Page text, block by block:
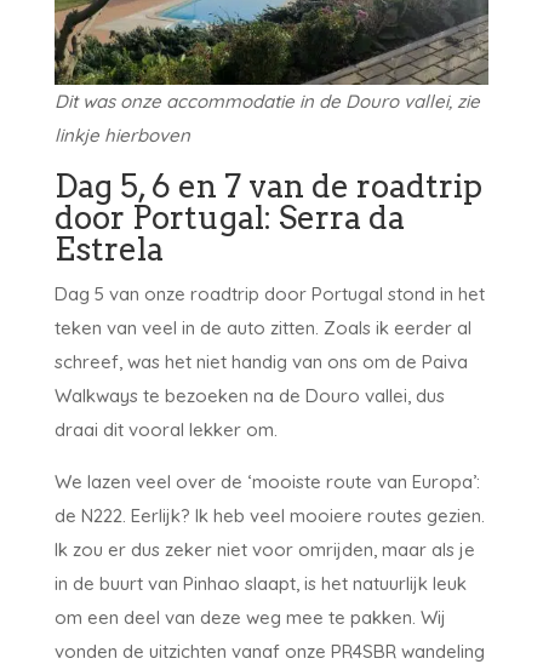
Dit was onze accommodatie in de Douro vallei, zie
linkje hierboven
Dag 5, 6 en 7 van de roadtrip
door Portugal: Serra da
Estrela
Dag 5 van onze roadtrip door Portugal stond in het
teken van veel in de auto zitten. Zoals ik eerder al
schreef, was het niet handig van ons om de Paiva
Walkways te bezoeken na de Douro vallei, dus
draai dit vooral lekker om.
We lazen veel over de ‘mooiste route van Europa’:
de N222. Eerlijk? Ik heb veel mooiere routes gezien.
Ik zou er dus zeker niet voor omrijden, maar als je
in de buurt van Pinhao slaapt, is het natuurlijk leuk
om een deel van deze weg mee te pakken. Wij
vonden de uitzichten vanaf onze PR4SBR wandeling